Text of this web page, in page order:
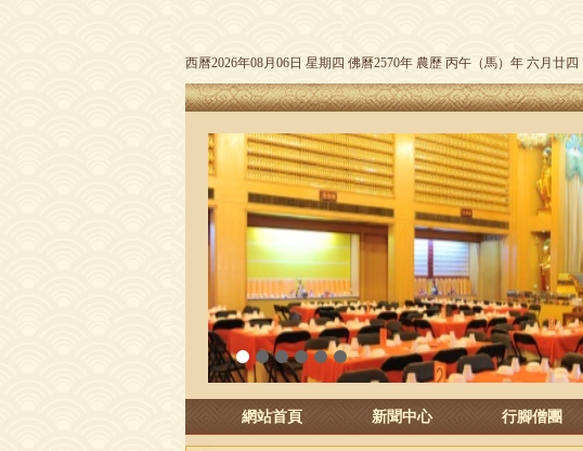
西曆2026年08月06日 星期四 佛曆2570年 農歷 丙午（馬）年 六月廿四
1 2 3 4 5 6
網站首頁 新聞中心 行腳僧團